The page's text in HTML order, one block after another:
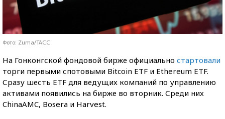
Фото: Zuma/ТАСС
На Гонконгской фондовой бирже официально стартовали
торги первыми спотовыми Bitcoin ETF и Ethereum ETF.
Сразу шесть ETF для ведущих компаний по управлению
активами появились на бирже во вторник. Среди них
ChinaAMC, Bosera и Harvest.